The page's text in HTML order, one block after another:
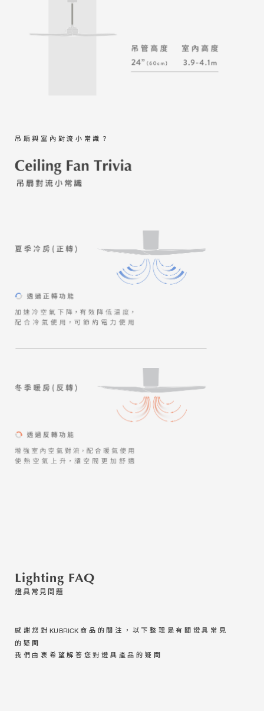
吊扇與室內對流小常識？
Lighting FAQ
燈具常見問題
感謝您對 KUBRICK 商品的關注，以下整理是有關燈具常見
的疑問
我們由衷希望解答您對燈具產品的疑問